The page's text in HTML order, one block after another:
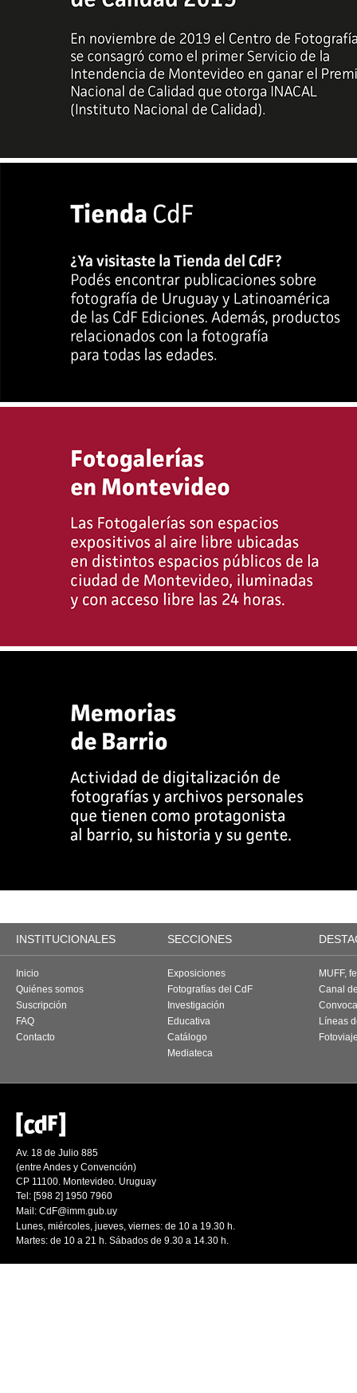
INSTITUCIONALES SECCIONES
Inicio
Quiénes somos
Suscripción
FAQ
Contacto
Exposiciones
Fotografías del CdF
Investigación
Educativa
Catálogo
Mediateca
MUFF,
Canal
Líneas
Av. 18 de Julio 885
(entre Andes y Convención)
CP 11100. Montevideo. Uruguay
Tel: [598 2] 1950 7960
Mail: CdF@imm.gub.uy
Lunes, miércoles, jueves, viernes: de 10 a 19.30 h.
Martes: de 10 a 21 h. Sábados de 9.30 a 14.30 h.